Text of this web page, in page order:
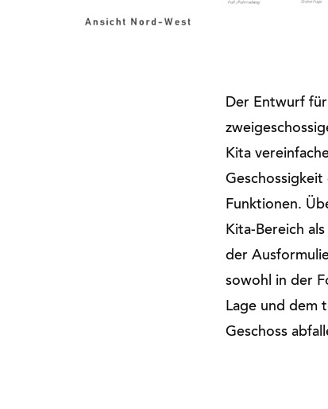
Der Entwurf
Kita
Funktionen.
Kita-Bereich
der
sowohl in der
Lage und dem
Geschoss